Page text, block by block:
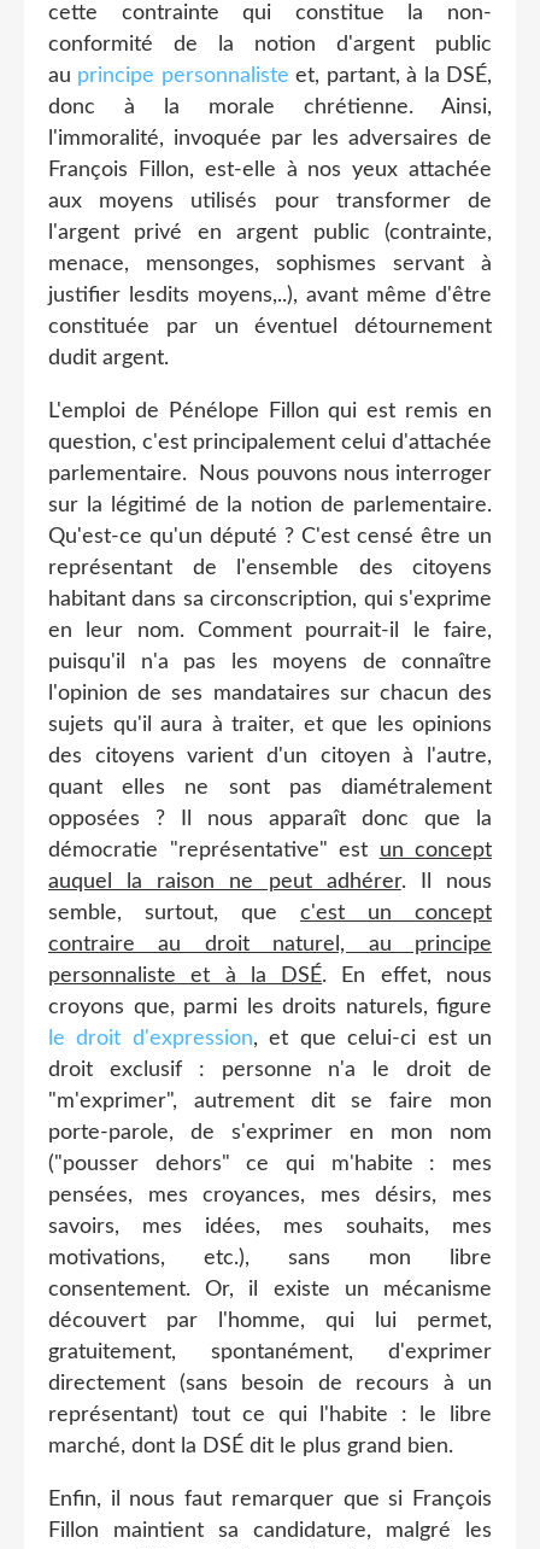
cette contrainte qui constitue la non-
conformité de la notion d'argent public
au principe personnaliste et, partant, à la DSÉ,
donc à la morale chrétienne. Ainsi,
l'immoralité, invoquée par les adversaires de
François Fillon, est-elle à nos yeux attachée
aux moyens utilisés pour transformer de
l'argent privé en argent public (contrainte,
menace, mensonges, sophismes servant à
justifier lesdits moyens,..), avant même d'être
constituée par un éventuel détournement
dudit argent.
L'emploi de Pénélope Fillon qui est remis en
question, c'est principalement celui d'attachée
parlementaire. Nous pouvons nous interroger
sur la légitimé de la notion de parlementaire.
Qu'est-ce qu'un député ? C'est censé être un
représentant de l'ensemble des citoyens
habitant dans sa circonscription, qui s'exprime
en leur nom. Comment pourrait-il le faire,
puisqu'il n'a pas les moyens de connaître
l'opinion de ses mandataires sur chacun des
sujets qu'il aura à traiter, et que les opinions
des citoyens varient d'un citoyen à l'autre,
quant elles ne sont pas diamétralement
opposées ? Il nous apparaît donc que la
démocratie "représentative" est un concept
auquel la raison ne peut adhérer. Il nous
semble, surtout, que c'est un concept
contraire au droit naturel, au principe
personnaliste et à la DSÉ. En effet, nous
croyons que, parmi les droits naturels, figure
le droit d'expression, et que celui-ci est un
droit exclusif : personne n'a le droit de
"m'exprimer", autrement dit se faire mon
porte-parole, de s'exprimer en mon nom
("pousser dehors" ce qui m'habite : mes
pensées, mes croyances, mes désirs, mes
savoirs, mes idées, mes souhaits, mes
motivations, etc.), sans mon libre
consentement. Or, il existe un mécanisme
découvert par l'homme, qui lui permet,
gratuitement, spontanément, d'exprimer
directement (sans besoin de recours à un
représentant) tout ce qui l'habite : le libre
marché, dont la DSÉ dit le plus grand bien.
Enfin, il nous faut remarquer que si François
Fillon maintient sa candidature, malgré les